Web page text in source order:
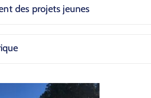
des projets jeunes